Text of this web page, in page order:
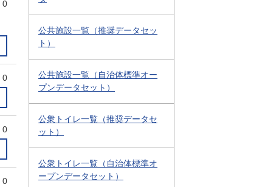
0
0
0
0
公共施設一覧（推奨データセッ
ト）
公共施設一覧（自治体標準オー
プンデータセット）
公衆トイレ一覧（推奨データセ
ット）
公衆トイレ一覧（自治体標準オ
ープンデータセット）